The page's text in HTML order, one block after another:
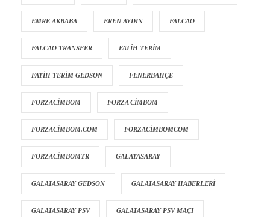
EMRE AKBABA EREN AYDIN FALCAO
FALCAO TRANSFER FATIH TERIM
FATIH TERIM GEDSON FENERBAHÇE
FORZACIMBOM FORZA CIMBOM
FORZACIMBOM.COM FORZACIMBOMCOM
FORZACIMBOMTR GALATASARAY
GALATASARAY GEDSON GALATASARAY HABERLERI
GALATASARAY PSV GALATASARAY PSV MAÇI